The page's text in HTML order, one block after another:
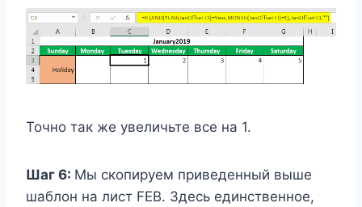
Точно так же увеличьте все на 1.
Шаг 6: Мы скопируем приведенный выше
шаблон на лист FEB. Здесь единственное,